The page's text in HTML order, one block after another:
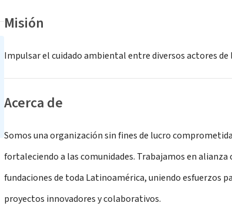
Misión
Impulsar el cuidado ambiental entre diversos actores de
Acerca de
Somos una organización sin fines de lucro
fortaleciendo a las comunidades. Trabajamos en
fundaciones de toda Latinoamérica, uniendo esfuerzos
proyectos innovadores y colaborativos.